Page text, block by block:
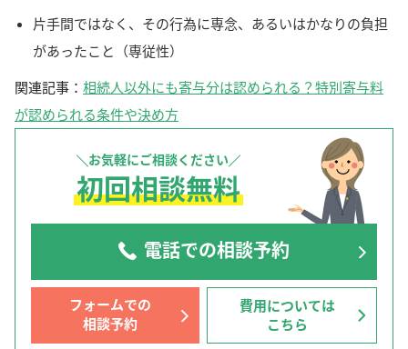
片手間ではなく、その行為に専念、あるいはかなりの負担
があったこと（専従性）
関連記事： 相続人以外にも寄与分は認められる？特別寄与料
が認められる条件や決め方
お気軽にご相談ください
初回相談無料
電話での相談予約
フォームでの
相談予約
費用については
こちら